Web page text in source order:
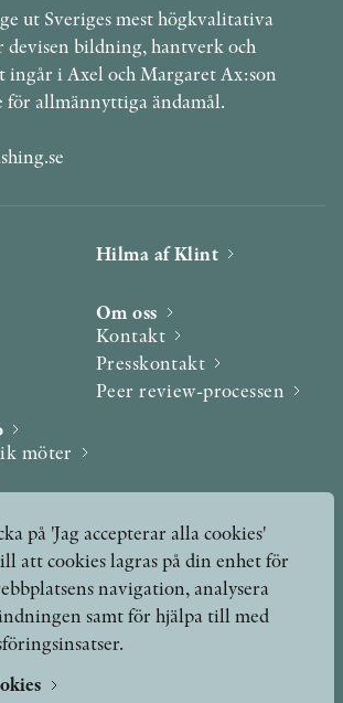
ut Sveriges mest högkvalitativa
devisen bildning, hantverk och
ingår i Axel och Margaret Ax:son
för allmännyttiga ändamål.
möter
Hilma af Klint
Om oss
Kontakt
Presskontakt
Peer review-processen
på 'Jag accepterar alla cookies'
att cookies lagras på din enhet för
navigation, analysera
samt för hjälpa till med